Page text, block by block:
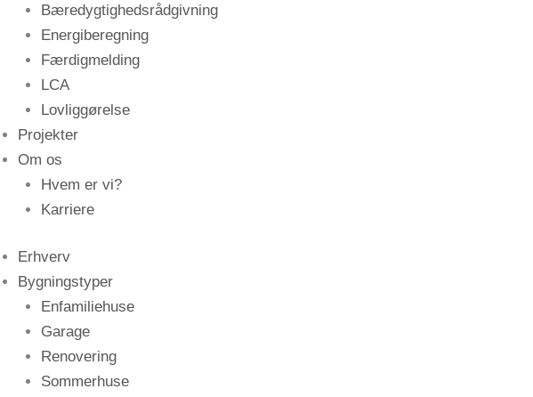
Bæredygtighedsrådgivning
Energiberegning
Færdigmelding
LCA
Lovliggørelse
Projekter
Om os
Hvem er vi?
Karriere
Erhverv
Bygningstyper
Enfamiliehuse
Garage
Renovering
Sommerhuse